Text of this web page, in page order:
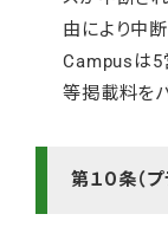
由により中
Campusは5
等掲載料を
第１０条（